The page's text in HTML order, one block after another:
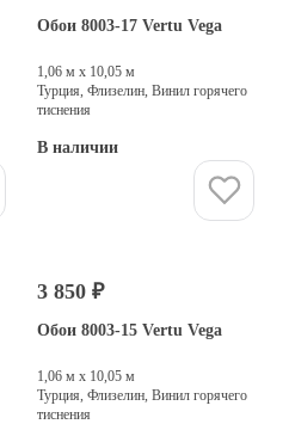
Обои 8003-17 Vertu Vega
1,06 м х 10,05 м
Турция, Флизелин, Винил горячего
тиснения
В наличии
3 850 ₽
Обои 8003-15 Vertu Vega
1,06 м х 10,05 м
Турция, Флизелин, Винил горячего
тиснения